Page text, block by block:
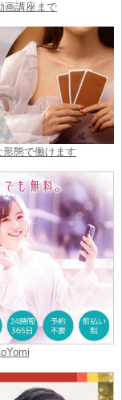
画講座まで
態で働けます